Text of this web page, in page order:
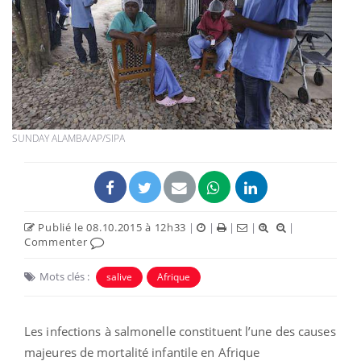
SUNDAY ALAMBA/AP/SIPA
Publié le 08.10.2015 à 12h33 | | | |
|
Commenter
Mots clés : salive Afrique
Les infections à salmonelle constituent l’une des causes
majeures de mortalité infantile en Afrique